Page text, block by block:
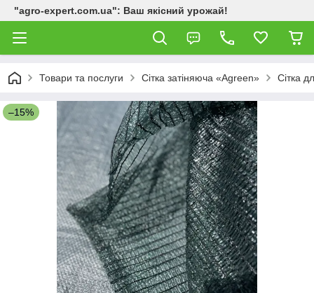
"agro-expert.com.ua": Ваш якісний урожай!
Товари та послуги Сітка затіняюча «Agreen» Сітка
–15%